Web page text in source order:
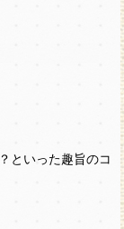
といった趣旨のコ